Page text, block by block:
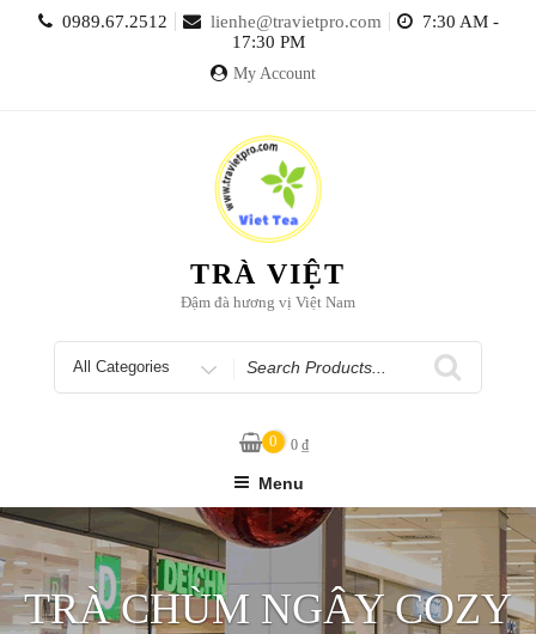
0989.67.2512 lienhe@travietpro.com
7:30 AM -
17:30 PM
My Account
TRÀ VIỆT
Đậm đà hương vị Việt Nam
Search
for
0 0₫
Menu
TRÀ CHÙM NGÂY COZY